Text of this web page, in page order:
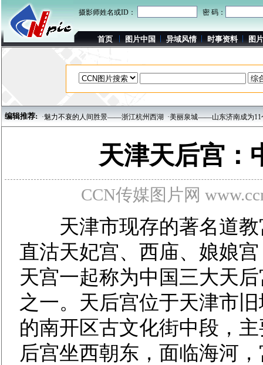
摄影师姓名或ID： 密 码：
首页 图片中国 异域风情 时事资料 图
编辑推荐:
魅力不衰的人间胜景——浙江杭州西湖 ·美丽泉城——山东济南成为11个地震重点监
天津天后宫：
CCN传媒图片网
天津市现存的著名道教
直沽天妃宫、西庙、娘娘
天宫一起称为中国三大天
之一。天后宫位于天津市
的南开区古文化街中段，
后宫坐西朝东，面临海河